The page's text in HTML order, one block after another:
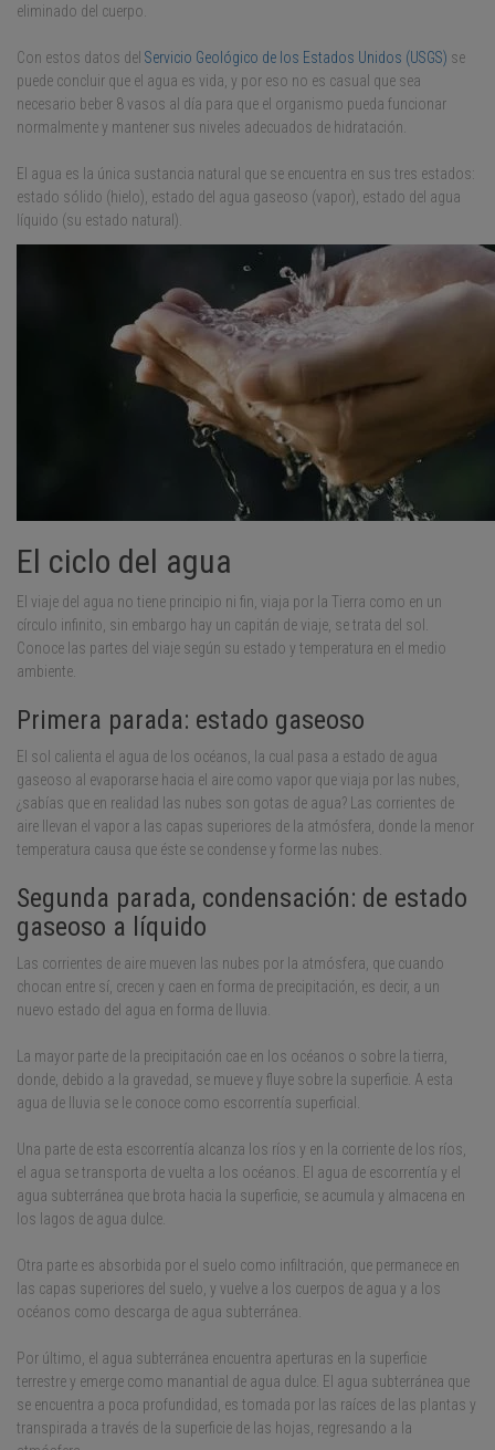
eliminado del cuerpo.
Con estos datos del Servicio Geológico de los Estados Unidos (USGS) se
puede concluir que el agua es vida, y por eso no es casual que sea
necesario beber 8 vasos al día para que el organismo pueda funcionar
normalmente y mantener sus niveles adecuados de hidratación.
El agua es la única sustancia natural que se encuentra en sus tres estados:
estado sólido (hielo), estado del agua gaseoso (vapor), estado del agua
líquido (su estado natural).
El ciclo del agua
El viaje del agua no tiene principio ni fin, viaja por la Tierra como en un
círculo infinito, sin embargo hay un capitán de viaje, se trata del sol.
Conoce las partes del viaje según su estado y temperatura en el medio
ambiente.
Primera parada: estado gaseoso
El sol calienta el agua de los océanos, la cual pasa a estado de agua
gaseoso al evaporarse hacia el aire como vapor que viaja por las nubes,
¿sabías que en realidad las nubes son gotas de agua? Las corrientes de
aire llevan el vapor a las capas superiores de la atmósfera, donde la menor
temperatura causa que éste se condense y forme las nubes.
Segunda parada, condensación: de estado
gaseoso a líquido
Las corrientes de aire mueven las nubes por la atmósfera, que cuando
chocan entre sí, crecen y caen en forma de precipitación, es decir, a un
nuevo estado del agua en forma de lluvia.
La mayor parte de la precipitación cae en los océanos o sobre la tierra,
donde, debido a la gravedad, se mueve y fluye sobre la superficie. A esta
agua de lluvia se le conoce como escorrentía superficial.
Una parte de esta escorrentía alcanza los ríos y en la corriente de los ríos,
el agua se transporta de vuelta a los océanos. El agua de escorrentía y el
agua subterránea que brota hacia la superficie, se acumula y almacena en
los lagos de agua dulce.
Otra parte es absorbida por el suelo como infiltración, que permanece en
las capas superiores del suelo, y vuelve a los cuerpos de agua y a los
océanos como descarga de agua subterránea.
Por último, el agua subterránea encuentra aperturas en la superficie
terrestre y emerge como manantial de agua dulce. El agua subterránea que
se encuentra a poca profundidad, es tomada por las raíces de las plantas y
transpirada a través de la superficie de las hojas, regresando a la